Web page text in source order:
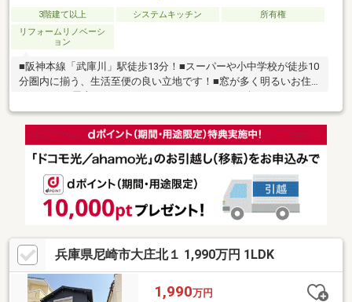
3階建て以上 システムキッチン
所有権
リフォームリノベーシ
ョン
■阪神本線「武庫川」駅徒歩13分！■スーパーや小中学校が徒歩10
分圏内に揃う、生活至便の良い立地です！■窓が多く明るいお住
ます♪【リフォーム履歴】2016年12月：キッチン・トイレ交換、2
階一部間取り変更2階・3階洋室フローリング張替、クロス張替
2024年1月：給湯器交換【周辺施設】・グルメシティ尼崎大庄店…
徒歩6分・スーパーマルハチ大庄店…徒歩11分・ローソン尼崎大庄
兵庫県尼崎市大庄北１ 1,990万円 1LDK
1,990万円